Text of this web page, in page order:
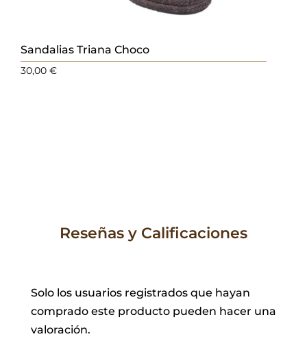
Sandalias Triana Choco
30,00€
Reseñas y Calificaciones
Solo los usuarios registrados que hayan
comprado este producto pueden hacer una
valoración.